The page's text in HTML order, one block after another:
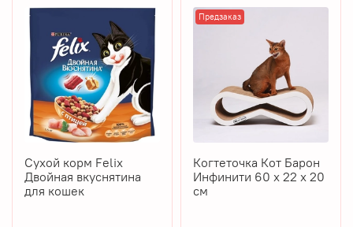
Сухой корм Felix
Двойная вкуснятина
для кошек
Предзаказ
Когтеточка Кот Барон
Инфинити 60 х 22 х 20
см